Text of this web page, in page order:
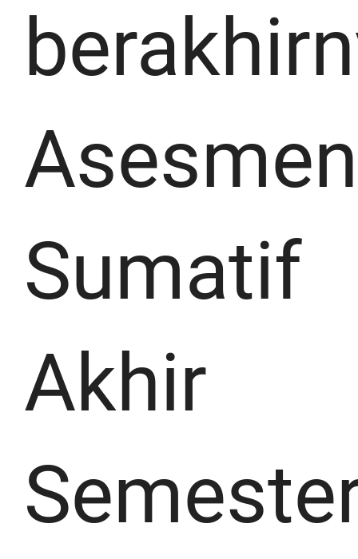
Asesmen
Sumatif
Akhir